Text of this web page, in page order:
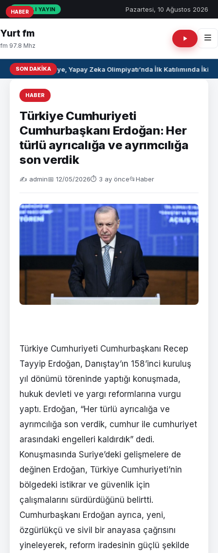
CANLI YAYIN Pazartesi, 10 Ağustos 2026
Yurt fm
fm 97.8 Mhz
SON DAKIKASuriye, Yapay Zeka Olimpiyatı’nda İlk Katılımında İki
HABER
Türkiye Cumhuriyeti
Cumhurbaşkanı Erdoğan: Her
türlü ayrıcalığa ve ayrımcılığa
son verdik
✍️ admin📅 12/05/2026⏱ 3 ay önce📂Haber
Türkiye Cumhuriyeti Cumhurbaşkanı Recep
Tayyip Erdoğan, Danıştay’ın 158’inci kuruluş
yıl dönümü töreninde yaptığı konuşmada,
hukuk devleti ve yargı reformlarına vurgu
yaptı. Erdoğan, “Her türlü ayrıcalığa ve
ayrımcılığa son verdik, cumhur ile cumhuriyet
arasındaki engelleri kaldırdık” dedi.
Konuşmasında Suriye’deki gelişmelere de
değinen Erdoğan, Türkiye Cumhuriyeti’nin
bölgedeki istikrar ve güvenlik için
çalışmalarını sürdürdüğünü belirtti.
Cumhurbaşkanı Erdoğan ayrıca, yeni,
özgürlükçü ve sivil bir anayasa çağrısını
yineleyerek, reform iradesinin güçlü şekilde
HABER
HABER
HABER